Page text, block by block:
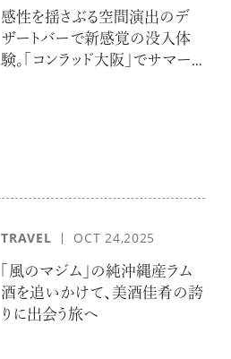
感性を揺さぶる空間演出のデ
ザートバーで新感覚の没入体
験。「コンラッド大阪」でサマー
TRAVEL OCT 24,2025
「風のマジム」の純沖縄産ラム
酒を追いかけて、美酒佳肴の誇
りに出会う旅へ